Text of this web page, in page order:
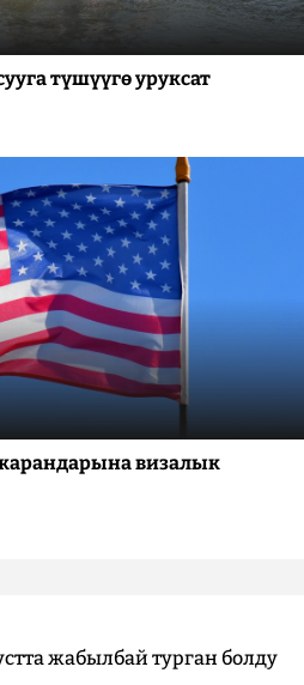
түшүүгө уруксат
визалык
жабылбай турган болду